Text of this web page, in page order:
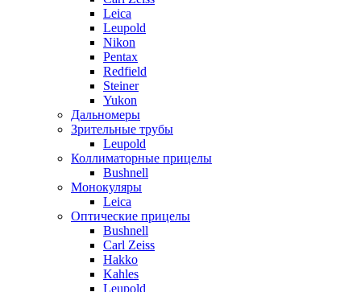
Leica
Leupold
Nikon
Pentax
Redfield
Steiner
Yukon
Дальномеры
Зрительные трубы
Leupold
Коллиматорные прицелы
Bushnell
Монокуляры
Leica
Оптические прицелы
Bushnell
Carl Zeiss
Hakko
Kahles
Leupold